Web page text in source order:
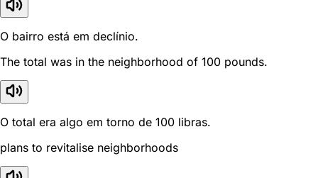
O bairro está em declínio.
The total was in the neighborhood of 100 pounds.
O total era algo em torno de 100 libras.
plans to revitalise neighborhoods